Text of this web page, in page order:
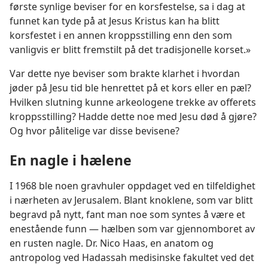
første synlige beviser for en korsfestelse, sa i dag at
funnet kan tyde på at Jesus Kristus kan ha blitt
korsfestet i en annen kroppsstilling enn den som
vanligvis er blitt fremstilt på det tradisjonelle korset.»
Var dette nye beviser som brakte klarhet i hvordan
jøder på Jesu tid ble henrettet på et kors eller en pæl?
Hvilken slutning kunne arkeologene trekke av offerets
kroppsstilling? Hadde dette noe med Jesu død å gjøre?
Og hvor pålitelige var disse bevisene?
En nagle i hælene
I 1968 ble noen gravhuler oppdaget ved en tilfeldighet
i nærheten av Jerusalem. Blant knoklene, som var blitt
begravd på nytt, fant man noe som syntes å være et
enestående funn — hælben som var gjennomboret av
en rusten nagle. Dr. Nico Haas, en anatom og
antropolog ved Hadassah medisinske fakultet ved det